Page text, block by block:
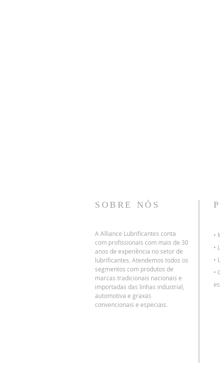
A Alliance Lubrificantes conta
com profissionais com mais de 30
anos de experiência no setor de
lubrificantes. Atendemos todos os
segmentos com produtos de
marcas tradicionais nacionais e
importadas das linhas industrial,
automotiva e graxas
convencionais e especiais.
SOBRE NÓS
•
•
•
•